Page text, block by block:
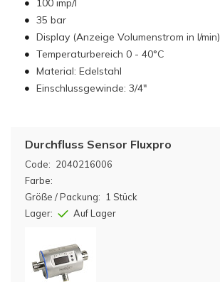
35 bar
Display (Anzeige Volumenstrom in l/min)
Temperaturbereich 0 - 40°C
Material: Edelstahl
Einschlussgewinde: 3/4"
Code: 2040216006
Durchfluss Sensor Fluxpro
Farbe:
Größe / Packung:
1 Stück
Lager:
Auf Lager